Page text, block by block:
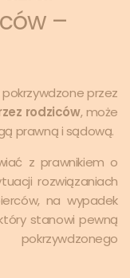
–
przez
rodziców, może
prawną i sądową.
z prawnikiem o
rozwiązaniach
na wypadek
stanowi pewną